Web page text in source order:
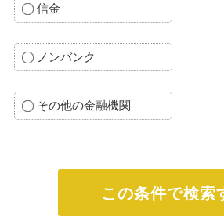
信金
ノンバンク
その他の金融機関